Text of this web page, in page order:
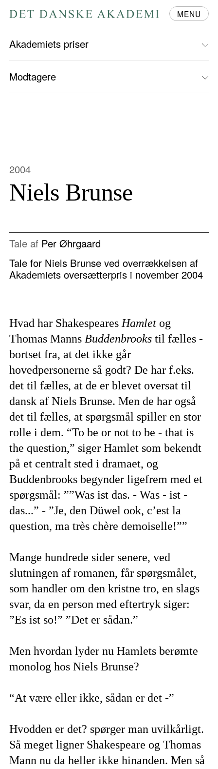
forsiden
MENU
Akademiets priser
Modtagere
2004
Niels Brunse
Tale af Per Øhrgaard
Tale for Niels Brunse ved overrækkelsen af
Akademiets oversætterpris i november 2004
Hvad har Shakespeares Hamlet og
Thomas Manns Buddenbrooks til fælles -
bortset fra, at det ikke går
hovedpersonerne så godt? De har f.eks.
det til fælles, at de er blevet oversat til
dansk af Niels Brunse. Men de har også
det til fælles, at spørgsmål spiller en stor
rolle i dem. “To be or not to be - that is
the question,” siger Hamlet som bekendt
på et centralt sted i dramaet, og
Buddenbrooks begynder ligefrem med et
spørgsmål: ””Was ist das. - Was - ist -
das...” - ”Je, den Düwel ook, c’est la
question, ma très chère demoiselle!””
Mange hundrede sider senere, ved
slutningen af romanen, får spørgsmålet,
som handler om den kristne tro, en slags
svar, da en person med eftertryk siger:
”Es ist so!” ”Det er sådan.”
Men hvordan lyder nu Hamlets berømte
monolog hos Niels Brunse?
“At være eller ikke, sådan er det -”
Hvodden er det? spørger man uvilkårligt.
Så meget ligner Shakespeare og Thomas
Mann nu da heller ikke hinanden. Men så